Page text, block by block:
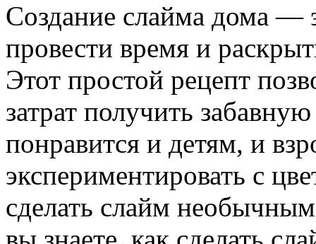
Создание слайма дома —
провести время и
Этот простой рецепт
затрат получить
понравится и детям, и
экспериментировать с
сделать слайм